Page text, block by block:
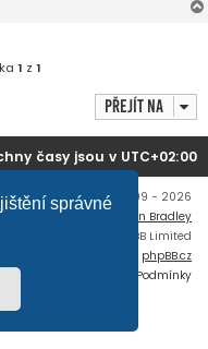
správné
1 z 1
Přejít na
časy jsou v UTC+02:00
© mujtank.cz 2009 - 2026
Flat Style by
Ian Bradley
® Forum Software © phpBB Limited
phpBB.cz
Podmínky